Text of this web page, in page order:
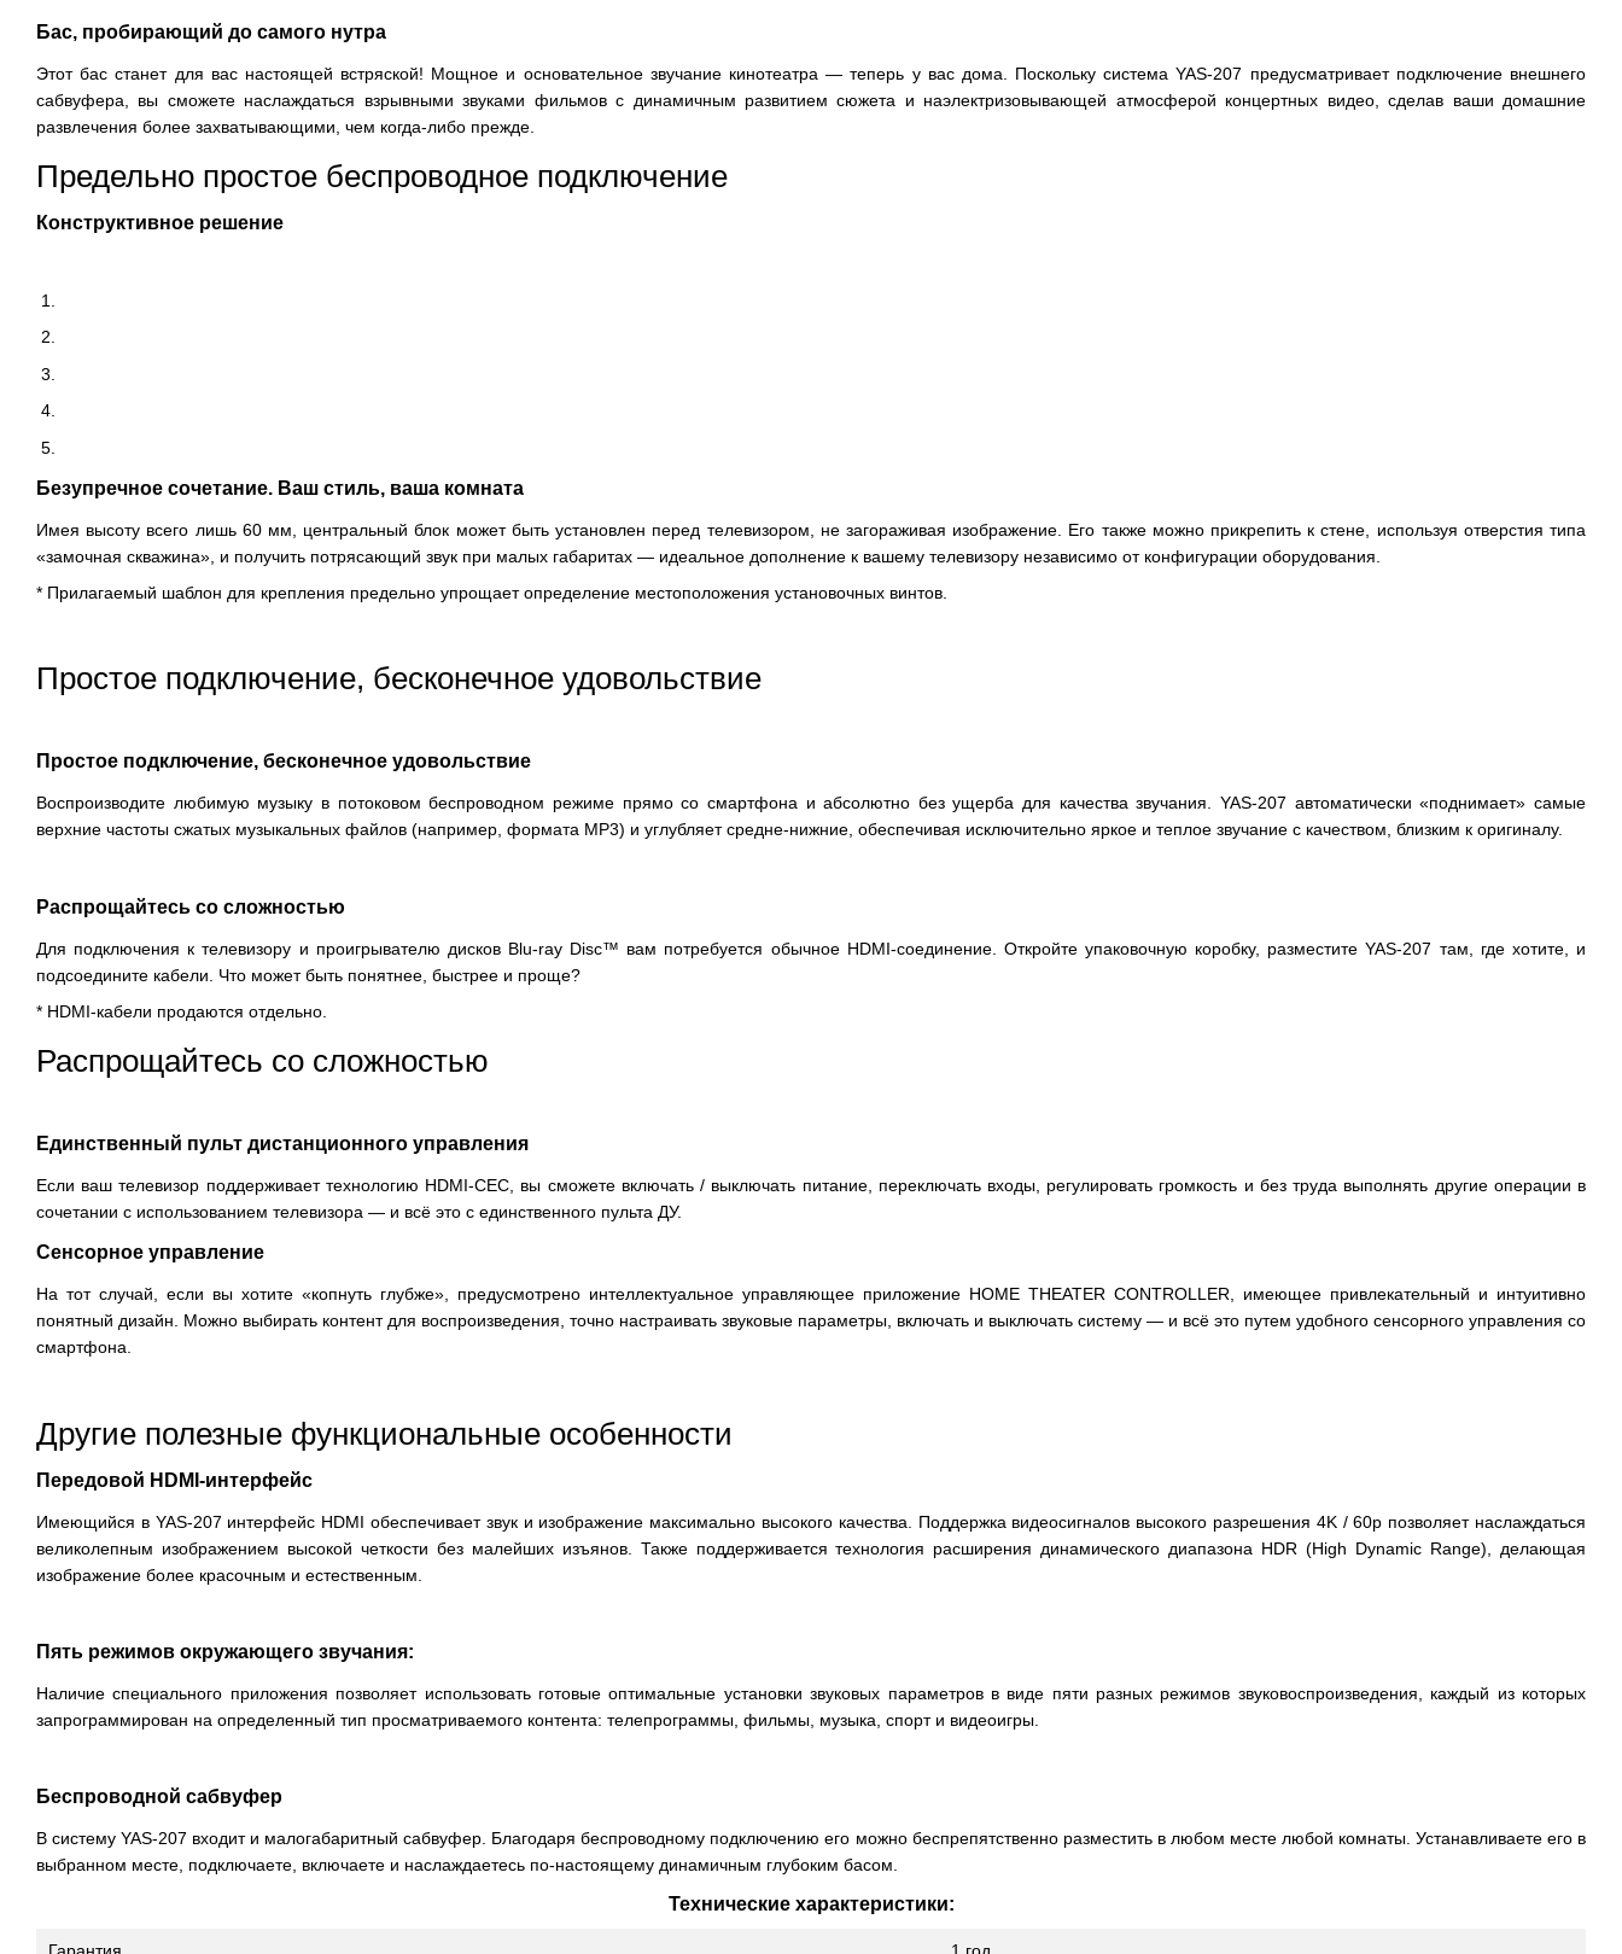
Бас, пробирающий до самого нутра
Этот бас станет для вас настоящей встряской! Мощное и основательное звучание кинотеатра — теперь у вас дома. Поскольку система YAS-207 предусматривает подключение внешнего
сабвуфера, вы сможете наслаждаться взрывными звуками фильмов с динамичным развитием сюжета и наэлектризовывающей атмосферой концертных видео, сделав ваши домашние
развлечения более захватывающими, чем когда-либо прежде.
Предельно простое беспроводное подключение
Конструктивное решение
Безупречное сочетание. Ваш стиль, ваша комната
Имея высоту всего лишь 60 мм, центральный блок может быть установлен перед телевизором, не загораживая изображение. Его также можно прикрепить к стене, используя отверстия типа
«замочная скважина», и получить потрясающий звук при малых габаритах — идеальное дополнение к вашему телевизору независимо от конфигурации оборудования.
* Прилагаемый шаблон для крепления предельно упрощает определение местоположения установочных винтов.
Простое подключение, бесконечное удовольствие
Простое подключение, бесконечное удовольствие
Воспроизводите любимую музыку в потоковом беспроводном режиме прямо со смартфона и абсолютно без ущерба для качества звучания. YAS-207 автоматически «поднимает» самые
верхние частоты сжатых музыкальных файлов (например, формата MP3) и углубляет средне-нижние, обеспечивая исключительно яркое и теплое звучание с качеством, близким к оригиналу.
Распрощайтесь со сложностью
Для подключения к телевизору и проигрывателю дисков Blu-ray Disc™ вам потребуется обычное HDMI-соединение. Откройте упаковочную коробку, разместите YAS-207 там, где хотите, и
подсоедините кабели. Что может быть понятнее, быстрее и проще?
* HDMI-кабели продаются отдельно.
Распрощайтесь со сложностью
Единственный пульт дистанционного управления
Если ваш телевизор поддерживает технологию HDMI-CEC, вы сможете включать / выключать питание, переключать входы, регулировать громкость и без труда выполнять другие операции в
сочетании с использованием телевизора — и всё это с единственного пульта ДУ.
Сенсорное управление
На тот случай, если вы хотите «копнуть глубже», предусмотрено интеллектуальное управляющее приложение HOME THEATER CONTROLLER, имеющее привлекательный и интуитивно
понятный дизайн. Можно выбирать контент для воспроизведения, точно настраивать звуковые параметры, включать и выключать систему — и всё это путем удобного сенсорного управления со
смартфона.
Другие полезные функциональные особенности
Передовой HDMI-интерфейс
Имеющийся в YAS-207 интерфейс HDMI обеспечивает звук и изображение максимально высокого качества. Поддержка видеосигналов высокого разрешения 4K / 60p позволяет наслаждаться
великолепным изображением высокой четкости без малейших изъянов. Также поддерживается технология расширения динамического диапазона HDR (High Dynamic Range), делающая
изображение более красочным и естественным.
Пять режимов окружающего звучания:
Наличие специального приложения позволяет использовать готовые оптимальные установки звуковых параметров в виде пяти разных режимов звуковоспроизведения, каждый из которых
запрограммирован на определенный тип просматриваемого контента: телепрограммы, фильмы, музыка, спорт и видеоигры.
Беспроводной сабвуфер
В систему YAS-207 входит и малогабаритный сабвуфер. Благодаря беспроводному подключению его можно беспрепятственно разместить в любом месте любой комнаты. Устанавливаете его в
выбранном месте, подключаете, включаете и наслаждаетесь по-настоящему динамичным глубоким басом.
Технические характеристики: